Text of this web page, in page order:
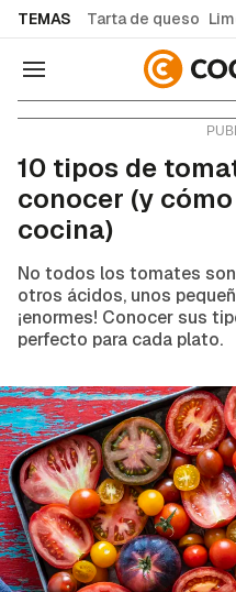
TEMAS Tarta de queso
Navegación
10 tipos de
conocer (y
cocina)
No todos los tomates
otros ácidos, unos
¡enormes! Conocer sus
perfecto para cada plato.